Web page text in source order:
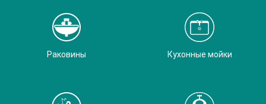
Раковины Кухонные мойки